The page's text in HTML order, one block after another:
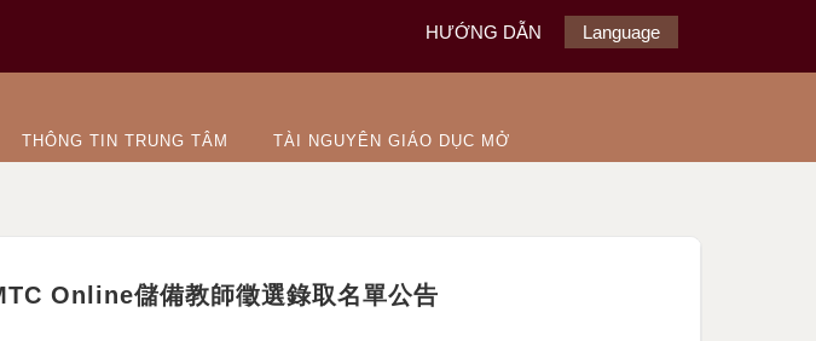
HƯỚNG DẪN Language
THÔNG TIN TRUNG TÂM TÀI NGUYÊN GIÁO DỤC MỞ
Online儲備教師徵選錄取名單公告